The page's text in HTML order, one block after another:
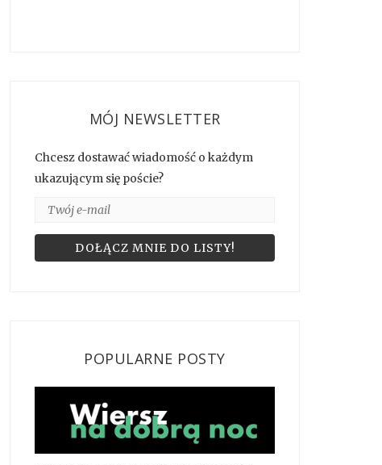
MÓJ NEWSLETTER
Chcesz dostawać wiadomość o każdym
ukazującym się poście?
POPULARNE POSTY